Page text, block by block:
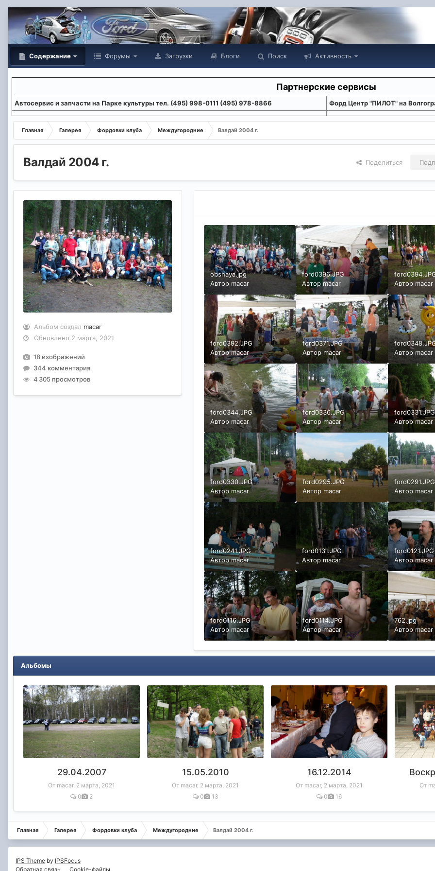
Содержание Форумы Загрузки Блоги Поиск Активность
Партнерские сервисы
Aвтосервис и запчасти на Парке культуры тел. (495) 998-0111 (495) 978-8866 Форд Центр "ПИЛОТ" на
Главная Галерея Фордовки клуба Междугородние Валдай 2004 г.
Валдай 2004 г. Поделиться
Альбом создал macar
Обновлено 2 марта, 2021
18 изображений
344 комментария
4 305 просмотров
obshaya.jpg
Автор macar
ford0396.JPG
Авторmacar
Авторmacar
ford0392.JPG
Авторmacar
ford0371.JPG
Авторmacar
Автор macar
ford0344.JPG
Авторmacar
ford0336.JPG
Авторmacar
ford0331.JPG
Авторmacar
ford0330.JPG
Автор macar
ford0295.JPG
Автор macar
ford0291.JPG
Автор macar
ford0241.JPG
Авторmacar
ford0131.JPG
Авторmacar
ford0121.JPG
Авторmacar
ford0116.JPG
Автор macar
ford0114.JPG
Авторmacar
762.jpg
Авторmacar
Альбомы
29.04.2007
От macar, 2 марта, 2021
0
2
15.05.2010
От macar, 2 марта, 2021
0
13
16.12.2014
От macar, 2 марта, 2021
0
16
От
Главная Галерея Фордовки клуба Междугородние Валдай 2004 г.
IPS Theme by IPSFocus
Обратная связь
Cookie-файлы